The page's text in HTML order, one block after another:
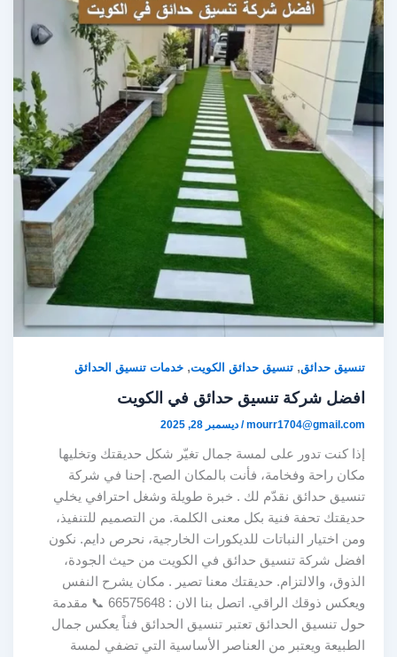
تنسيق حدائق,تنسيق حدائق الكويت,خدمات تنسيق الحدائق
افضل شركة تنسيق حدائق في الكويت
mourr1704@gmail.com
/ديسمبر 28, 2025
إذا كنت تدور على لمسة جمال تغيّر شكل حديقتك وتخليها
مكان راحة وفخامة، فأنت بالمكان الصح. إحنا في شركة
تنسيق حدائق نقدّم لك . خبرة طويلة وشغل احترافي يخلي
حديقتك تحفة فنية بكل معنى الكلمة. من التصميم للتنفيذ،
ومن اختيار النباتات للديكورات الخارجية، نحرص دايم. نكون
افضل شركة تنسيق حدائق في الكويت من حيث الجودة،
الذوق، والالتزام. حديقتك معنا تصير . مكان يشرح النفس
ويعكس ذوقك الراقي. اتصل بنا الان : 66575648 📞 مقدمة
حول تنسيق الحدائق تعتبر تنسيق الحدائق فناً يعكس جمال
الطبيعة ويعتبر من العناصر الأساسية التي تضفي لمسة